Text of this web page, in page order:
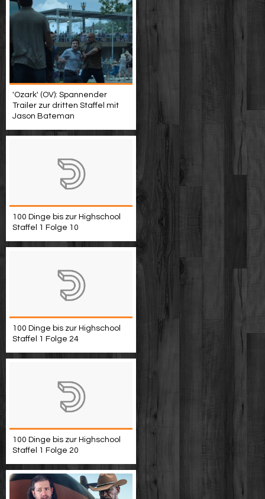
'Ozark' (OV): Spannender
Trailer zur dritten Staffel mit
Jason Bateman
100 Dinge bis zur Highschool
Staffel 1 Folge 10
100 Dinge bis zur Highschool
Staffel 1 Folge 24
100 Dinge bis zur Highschool
Staffel 1 Folge 20